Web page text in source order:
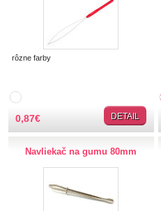
Burda strihy
Doplnky
Gombíky
rôzne farby
0,87€ DETAIL
Navliekač na gumu 80mm